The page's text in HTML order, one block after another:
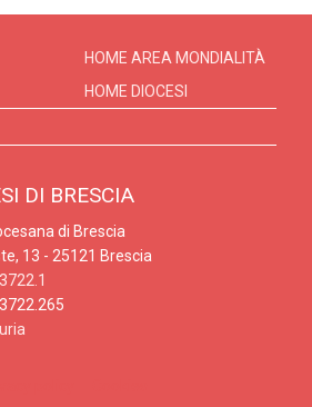
DI BRESCIA
di Brescia
13 - 25121 Brescia
HOME AREA MONDIALITÀ
HOME DIOCESI